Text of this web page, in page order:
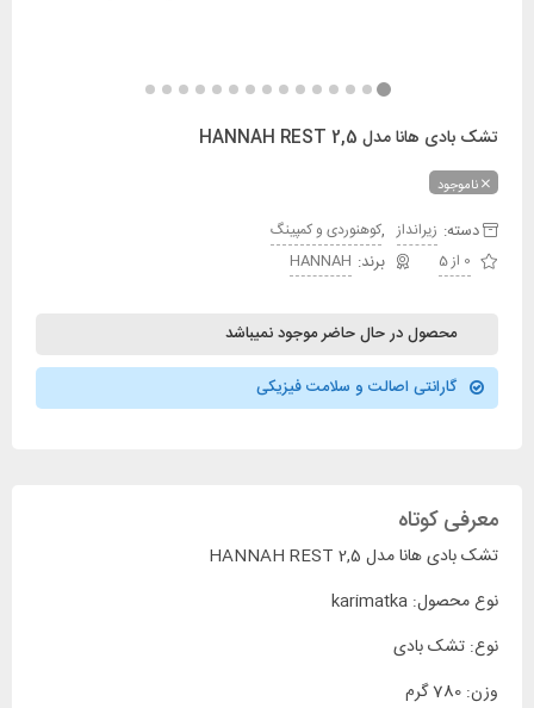
تشک بادی هانا مدل HANNAH REST 2,5
ناموجود
دسته: زیرانداز , کوهنوردی و کمپینگ
0 از 5
HANNAH
محصول در حال حاضر موجود نمیباشد
گارانتی اصالت و سلامت فیزیکی
معرفی کوتاه
تشک بادی هانا مدل HANNAH REST 2,5
نوع محصول: karimatka
نوع: تشک بادی
وزن: 780 گرم